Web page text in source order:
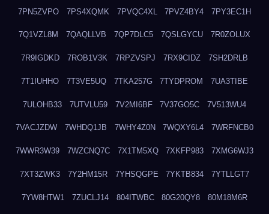
7PN5ZVPO 7PS4XQMK 7PVQC4XL 7PVZ4BY4 7PY3EC1H
7Q1VZL8M 7QAQLLVB 7QP7DLC5 7QSLGYCU 7R0ZOLUX
7R9IGDKD 7ROB1V3K 7RPZVSPJ 7RX9CIDZ 7SH2DRLB
7T1IUHHO 7T3VE5UQ 7TKA257G 7TYDPROM 7UA3TIBE
7ULOHB33 7UTVLU59 7V2MI6BF 7V37GO5C 7V513WU4
7VACJZDW 7WHDQ1JB 7WHY4Z0N 7WQXY6L4 7WRFNCB0
7WWR3W39 7WZCNQ7C 7X1TM5XQ 7XKFP983 7XMG6WJ3
7XT3ZWK3 7Y2HM15R 7YHSQGPE 7YKTB834 7YTLLGT7
7YW8HTW1 7ZUCLJ14 804ITWBC 80G20QY8 80M18M6R